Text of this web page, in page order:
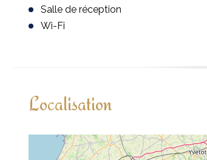
Salle de réception
Wi-Fi
Localisation